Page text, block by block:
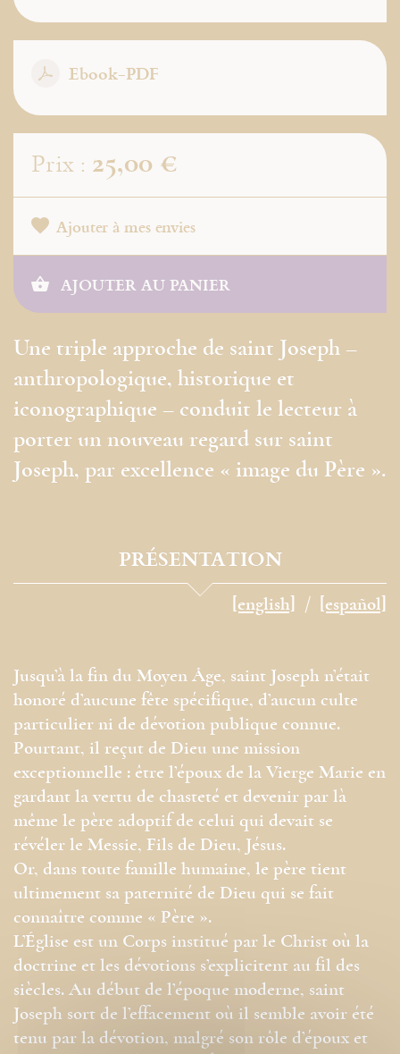
Ebook-PDF
Prix : 25,00 €
Ajouter à mes envies
AJOUTER AU PANIER
Une triple approche de saint Joseph –
anthropologique, historique et
iconographique – conduit le lecteur à
porter un nouveau regard sur saint
Joseph, par excellence « image du Père ».
PRÉSENTATION
[english] [español]
Jusqu’à la fin du Moyen Âge, saint Joseph n’était
honoré d’aucune fête spécifique, d’aucun culte
particulier ni de dévotion publique connue.
Pourtant, il reçut de Dieu une mission
exceptionnelle : être l’époux de la Vierge Marie en
gardant la vertu de chasteté et devenir par là
même le père adoptif de celui qui devait se
révéler le Messie, Fils de Dieu, Jésus.
Or, dans toute famille humaine, le père tient
ultimement sa paternité de Dieu qui se fait
connaître comme « Père ».
L’Église est un Corps institué par le Christ où la
doctrine et les dévotions s’explicitent au fil des
siècles. Au début de l’époque moderne, saint
Joseph sort de l’effacement où il semble avoir été
tenu par la dévotion, malgré son rôle d’époux et